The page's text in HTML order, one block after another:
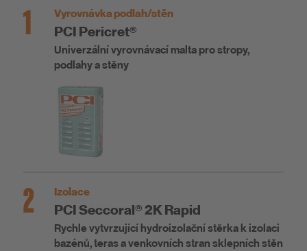
1 Vyrovnávka podlah/stěn
PCI Pericret®
Univerzální vyrovnávací malta pro stropy,
podlahy a stěny
2 Izolace
PCI Seccoral® 2K Rapid
Rychle vytvrzující hydroizolační stěrka k izolaci
bazénů, teras a venkovních stran sklepních stěn